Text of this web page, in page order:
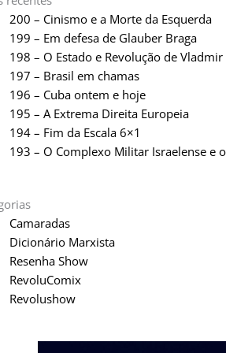
200 – Cinismo e a Morte da Esquerda
199 – Em defesa de Glauber Braga
198 – O Estado e Revolução de Vladmir
197 – Brasil em chamas
196 – Cuba ontem e hoje
195 – A Extrema Direita Europeia
194 – Fim da Escala 6×1
193 – O Complexo Militar Israelense e
Camaradas
Dicionário Marxista
Resenha Show
RevoluComix
Revolushow